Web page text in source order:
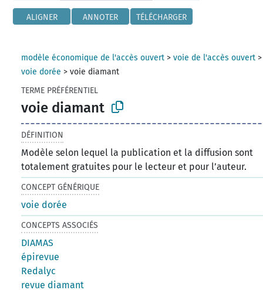
ALIGNER ANNOTER TÉLÉCHARGER
modèle économique de l'accès ouvert >voie de l'accès ouvert >
voie dorée >voie diamant
TERME PRÉFÉRENTIEL
voie diamant
DÉFINITION
Modèle selon lequel la publication et la diffusion sont
totalement gratuites pour le lecteur et pour l’auteur.
CONCEPT GÉNÉRIQUE
voie dorée
CONCEPTS ASSOCIÉS
DIAMAS
épirevue
Redalyc
revue diamant